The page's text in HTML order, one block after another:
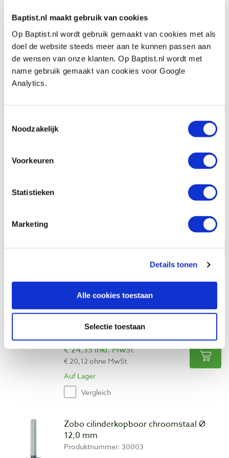
Baptist.nl maakt gebruik van cookies
Op Baptist.nl wordt gebruik gemaakt van cookies met als
doel de website steeds meer aan te kunnen passen aan
de wensen van onze klanten. Op Baptist.nl wordt met
name gebruik gemaakt van cookies voor Google
Analytics.
Noodzakelijk
Voorkeuren
Statistieken
Marketing
Details tonen
Alle cookies toestaan
Selectie toestaan
€ 59,65 inkl. MwSt
€ 49,30 ohne MwSt
Nicht auf Lager, Fragen Sie für die Lieferung
Vergleich
Bohrcraft forstnerboor Ø 12,0 mm
Famag cilinderkopboor Bormax Ø 12,0
Produktnummer: 1913652
€ 24,35 inkl. MwSt
€ 20,12 ohne MwSt
Auf Lager
Vergleich
Zobo cilinderkopboor chroomstaal Ø
12,0 mm
Produktnummer: 30003